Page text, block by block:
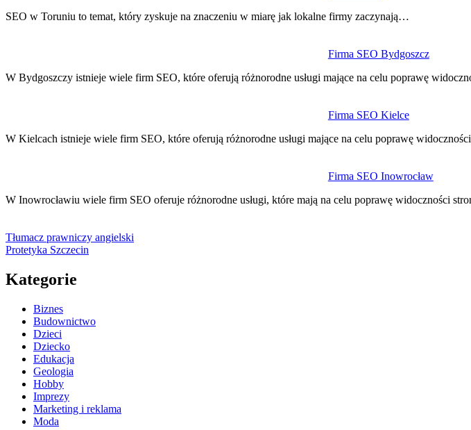
SEO w Toruniu to temat, który zyskuje na znaczeniu w miarę jak lokalne firmy zaczynają…
Firma SEO Bydgoszcz
W Bydgoszczy istnieje wiele firm SEO, które oferują różnorodne usługi mające na celu poprawę
Firma SEO Kielce
W Kielcach istnieje wiele firm SEO, które oferują różnorodne usługi mające na celu poprawę
Firma SEO Inowrocław
W Inowrocławiu wiele firm SEO oferuje różnorodne usługi, które mają na celu poprawę widoczności
Tłumacz prawniczy angielski
Protetyka Szczecin
Kategorie
Biznes
Budownictwo
Dzieci
Dziecko
Edukacja
Geologia
Hobby
Imprezy
Marketing i reklama
Moda